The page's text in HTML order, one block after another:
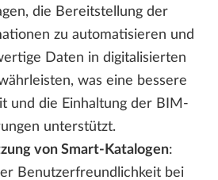
die Bereitstellung der
zu automatisieren und
Daten in digitalisierten
was eine bessere
und die Einhaltung der BIM-
unterstützt.
von Smart-Katalogen:
Benutzerfreundlichkeit bei